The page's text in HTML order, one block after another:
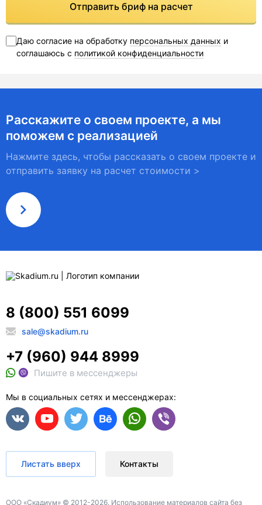
Отправить бриф на расчет
Даю согласие на обработку персональных данных и
соглашаюсь с политикой конфиденциальности
Расскажите о своем проекте, а мы
поможем с реализацией
Нажмите здесь, чтобы рассказать о своем проекте и
отправить заявку на расчет стоимости >
8 (800) 551 6099
sale@skadium.ru
+7 (960) 944 8999
Пишите в мессенджеры
Мы в социальных сетях и мессенджерах:
Листать вверх Контакты
ООО «Скадиум» © 2012-2026. Использование материалов сайта без